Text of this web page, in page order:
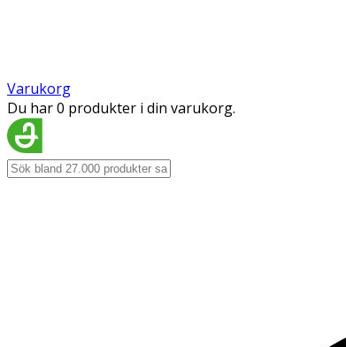
Varukorg
Du har 0 produkter i din varukorg.